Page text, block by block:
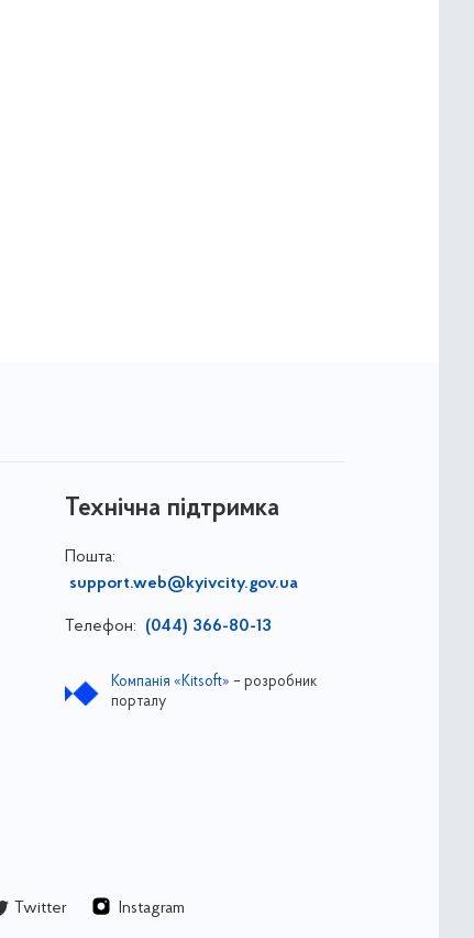
Технічна підтримка
Пошта:
support.web@kyivcity.gov.ua
Телефон: (044) 366-80-13
Компанія «Kitsoft» – розробник
порталу
Twitter Instagram